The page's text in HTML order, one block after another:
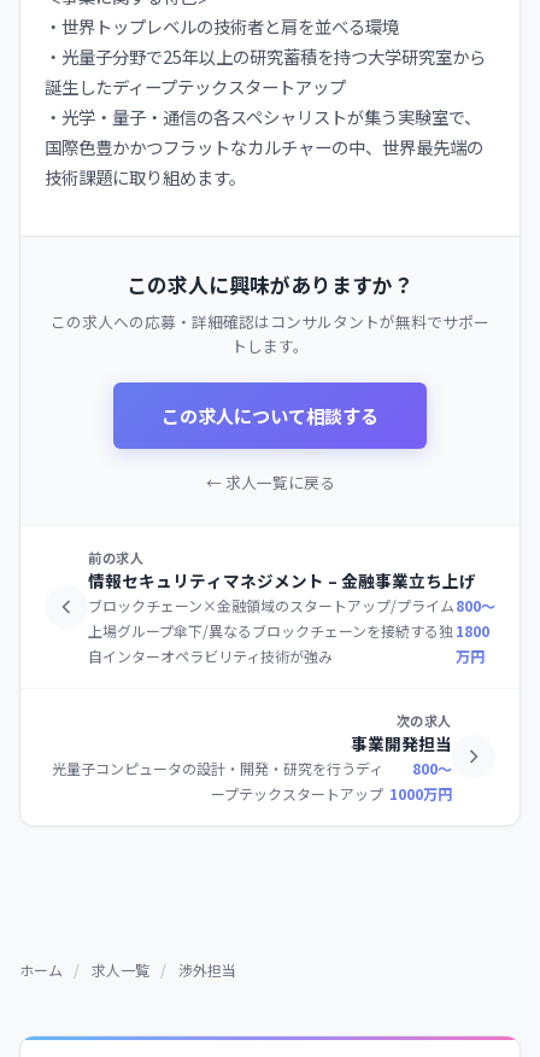
・世界トップレベルの技術者と肩を並べる環境
・光量子分野で25年以上の研究蓄積を持つ大学研究室から
誕生したディープテックスタートアップ
・光学・量子・通信の各スペシャリストが集う実験室で、
国際色豊かかつフラットなカルチャーの中、世界最先端の
技術課題に取り組めます。
この求人に興味がありますか？
この求人への応募・詳細確認はコンサルタントが無料でサポー
トします。
この求人について相談する
← 求人一覧に戻る
前の求人
情報セキュリティマネジメント – 金融事業立ち上げ
ブロックチェーン×金融領域のスタートアップ/プライム
上場グループ傘下/異なるブロックチェーンを接続する独
自インターオペラビリティ技術が強み
800〜
1800
万円
次の求人
事業開発担当
光量子コンピュータの設計・開発・研究を行うディ
ープテックスタートアップ
800〜
1000万円
ホーム / 求人一覧 / 渉外担当